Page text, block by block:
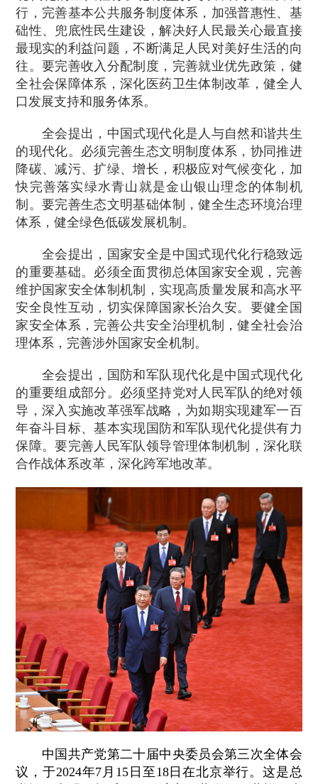
行，完善基本公共服务制度体系，加强普惠性、基
础性、兜底性民生建设，解决好人民最关心最直接
最现实的利益问题，不断满足人民对美好生活的向
往。要完善收入分配制度，完善就业优先政策，健
全社会保障体系，深化医药卫生体制改革，健全人
口发展支持和服务体系。
全会提出，中国式现代化是人与自然和谐共生
的现代化。必须完善生态文明制度体系，协同推进
降碳、减污、扩绿、增长，积极应对气候变化，加
快完善落实绿水青山就是金山银山理念的体制机
制。要完善生态文明基础体制，健全生态环境治理
体系，健全绿色低碳发展机制。
全会提出，国家安全是中国式现代化行稳致远
的重要基础。必须全面贯彻总体国家安全观，完善
维护国家安全体制机制，实现高质量发展和高水平
安全良性互动，切实保障国家长治久安。要健全国
家安全体系，完善公共安全治理机制，健全社会治
理体系，完善涉外国家安全机制。
全会提出，国防和军队现代化是中国式现代化
的重要组成部分。必须坚持党对人民军队的绝对领
导，深入实施改革强军战略，为如期实现建军一百
年奋斗目标、基本实现国防和军队现代化提供有力
保障。要完善人民军队领导管理体制机制，深化联
合作战体系改革，深化跨军地改革。
中国共产党第二十届中央委员会第三次全体会
议，于2024年7月15日至18日在北京举行。这是总